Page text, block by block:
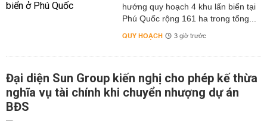
hướng quy hoạch 4 khu lấn biển tại
Phú Quốc rộng 161 ha trong tổng...
QUY HOẠCH 3 giờ trước
Đại diện Sun Group kiến nghị cho phép kế thừa
nghĩa vụ tài chính khi chuyển nhượng dự án
BĐS